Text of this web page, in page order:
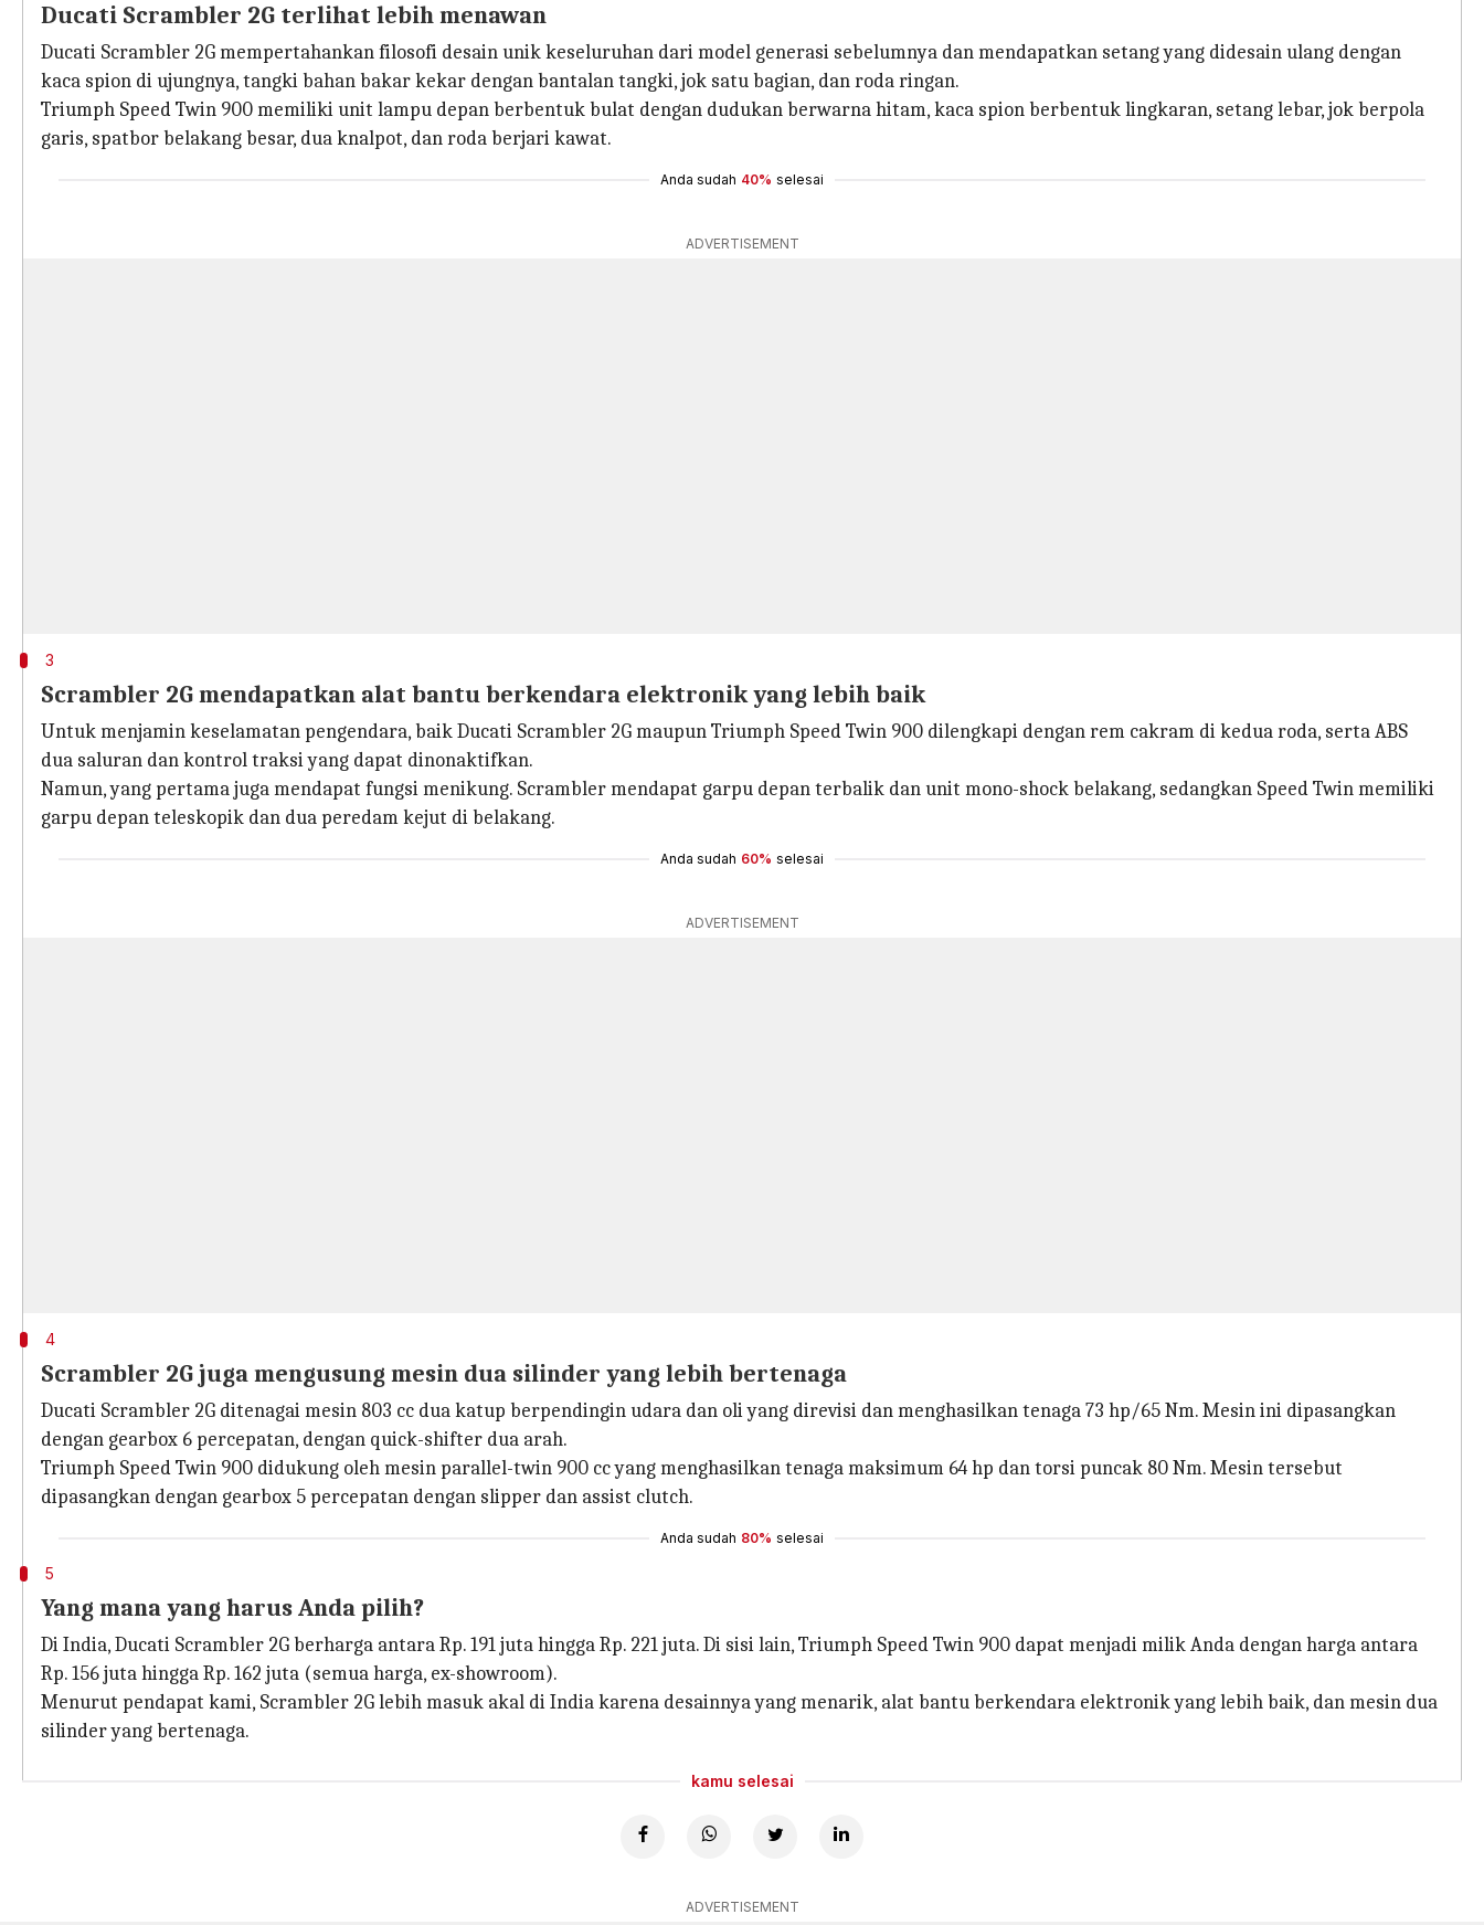
Ducati Scrambler 2G terlihat lebih menawan
Ducati Scrambler 2G mempertahankan filosofi desain unik keseluruhan dari model generasi sebelumnya dan mendapatkan setang yang didesain ulang dengan
kaca spion di ujungnya, tangki bahan bakar kekar dengan bantalan tangki, jok satu bagian, dan roda ringan.
Triumph Speed ​​Twin 900 memiliki unit lampu depan berbentuk bulat dengan dudukan berwarna hitam, kaca spion berbentuk lingkaran, setang lebar, jok berpola
garis, spatbor belakang besar, dua knalpot, dan roda berjari kawat.
Anda sudah 40% selesai
ADVERTISEMENT
3
Scrambler 2G mendapatkan alat bantu berkendara elektronik yang lebih baik
Untuk menjamin keselamatan pengendara, baik Ducati Scrambler 2G maupun Triumph Speed ​​Twin 900 dilengkapi dengan rem cakram di kedua roda, serta ABS
dua saluran dan kontrol traksi yang dapat dinonaktifkan.
Namun, yang pertama juga mendapat fungsi menikung. Scrambler mendapat garpu depan terbalik dan unit mono-shock belakang, sedangkan Speed ​​Twin memiliki
garpu depan teleskopik dan dua peredam kejut di belakang.
Anda sudah 60% selesai
ADVERTISEMENT
4
Scrambler 2G juga mengusung mesin dua silinder yang lebih bertenaga
Ducati Scrambler 2G ditenagai mesin 803 cc dua katup berpendingin udara dan oli yang direvisi dan menghasilkan tenaga 73 hp/65 Nm. Mesin ini dipasangkan
dengan gearbox 6 percepatan, dengan quick-shifter dua arah.
Triumph Speed ​​Twin 900 didukung oleh mesin parallel-twin 900 cc yang menghasilkan tenaga maksimum 64 hp dan torsi puncak 80 Nm. Mesin tersebut
dipasangkan dengan gearbox 5 percepatan dengan slipper dan assist clutch.
Anda sudah 80% selesai
5
Yang mana yang harus Anda pilih?
Di India, Ducati Scrambler 2G berharga antara Rp. 191 juta hingga Rp. 221 juta. Di sisi lain, Triumph Speed ​​Twin 900 dapat menjadi milik Anda dengan harga antara
Rp. 156 juta hingga Rp. 162 juta (semua harga, ex-showroom).
Menurut pendapat kami, Scrambler 2G lebih masuk akal di India karena desainnya yang menarik, alat bantu berkendara elektronik yang lebih baik, dan mesin dua
silinder yang bertenaga.
kamu selesai
ADVERTISEMENT